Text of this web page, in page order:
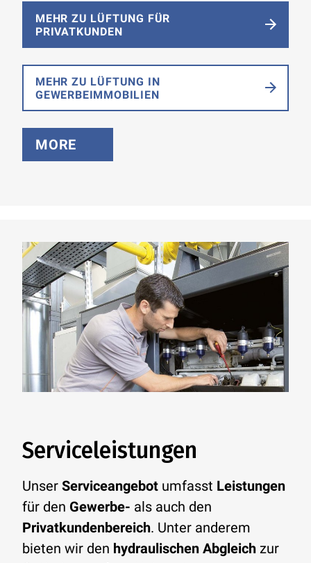
MEHR ZU LÜFTUNG FÜR
PRIVATKUNDEN
MEHR ZU LÜFTUNG IN
GEWERBEIMMOBILIEN
MORE
Serviceleistungen
Unser Serviceangebot umfasst Leistungen
für den Gewerbe- als auch den
Privatkundenbereich. Unter anderem
bieten wir den hydraulischen Abgleich zur